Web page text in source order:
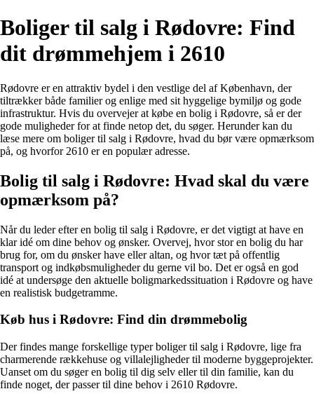
Boliger til salg i Rødovre: Find
dit drømmehjem i 2610
Rødovre er en attraktiv bydel i den vestlige del af København, der
tiltrækker både familier og enlige med sit hyggelige bymiljø og gode
infrastruktur. Hvis du overvejer at købe en bolig i Rødovre, så er der
gode muligheder for at finde netop det, du søger. Herunder kan du
læse mere om boliger til salg i Rødovre, hvad du bør være opmærksom
på, og hvorfor 2610 er en populær adresse.
Bolig til salg i Rødovre: Hvad skal du være
opmærksom på?
Når du leder efter en bolig til salg i Rødovre, er det vigtigt at have en
klar idé om dine behov og ønsker. Overvej, hvor stor en bolig du har
brug for, om du ønsker have eller altan, og hvor tæt på offentlig
transport og indkøbsmuligheder du gerne vil bo. Det er også en god
idé at undersøge den aktuelle boligmarkedssituation i Rødovre og have
en realistisk budgetramme.
Køb hus i Rødovre: Find din drømmebolig
Der findes mange forskellige typer boliger til salg i Rødovre, lige fra
charmerende rækkehuse og villalejligheder til moderne byggeprojekter.
Uanset om du søger en bolig til dig selv eller til din familie, kan du
finde noget, der passer til dine behov i 2610 Rødovre.